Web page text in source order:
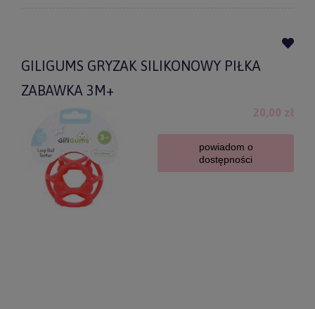
GILIGUMS GRYZAK SILIKONOWY PIŁKA
ZABAWKA 3M+
20,00 zł
powiadom o
dostępności